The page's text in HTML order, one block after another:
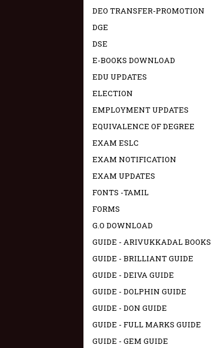
DEO TRANSFER-PROMOTION
DGE
DSE
E-BOOKS DOWNLOAD
EDU UPDATES
ELECTION
EMPLOYMENT UPDATES
EQUIVALENCE OF DEGREE
EXAM ESLC
EXAM NOTIFICATION
EXAM UPDATES
FONTS -TAMIL
FORMS
G.O DOWNLOAD
GUIDE - ARIVUKKADAL BOOKS
GUIDE - BRILLIANT GUIDE
GUIDE - DEIVA GUIDE
GUIDE - DOLPHIN GUIDE
GUIDE - DON GUIDE
GUIDE - FULL MARKS GUIDE
GUIDE - GEM GUIDE